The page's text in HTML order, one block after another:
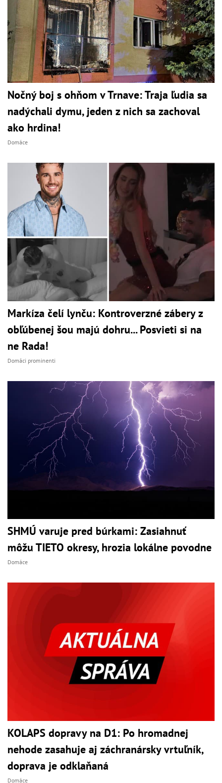
Nočný boj s ohňom v Trnave: Traja ľudia sa
nadýchali dymu, jeden z nich sa zachoval
ako hrdina!
Domáce
Markíza čelí lynču: Kontroverzné zábery z
obľúbenej šou majú dohru... Posvieti si na
ne Rada!
Domáci prominenti
SHMÚ varuje pred búrkami: Zasiahnuť
môžu TIETO okresy, hrozia lokálne povodne
Domáce
KOLAPS dopravy na D1: Po hromadnej
nehode zasahuje aj záchranársky vrtuľník,
doprava je odklaňaná
Domáce